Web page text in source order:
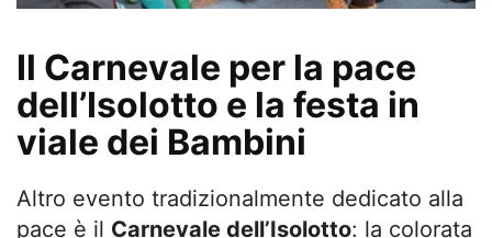
Il Carnevale per la pace
dell’Isolotto e la festa in
viale dei Bambini
Altro evento tradizionalmente dedicato alla
pace è il Carnevale dell’Isolotto: la colorata